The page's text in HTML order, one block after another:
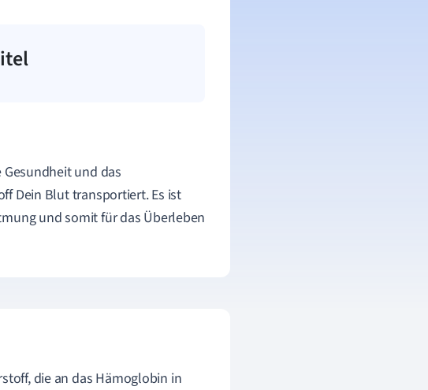
und das
Dein Blut transportiert. Es ist
und somit für das Überleben
die an das Hämoglobin in